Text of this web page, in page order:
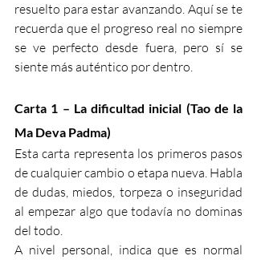
resuelto para estar avanzando. Aquí se te
recuerda que el progreso real no siempre
se ve perfecto desde fuera, pero sí se
siente más auténtico por dentro.
Carta 1 – La dificultad inicial (Tao de la
Ma Deva Padma)
Esta carta representa los primeros pasos
de cualquier cambio o etapa nueva. Habla
de dudas, miedos, torpeza o inseguridad
al empezar algo que todavía no dominas
del todo.
A nivel personal, indica que es normal